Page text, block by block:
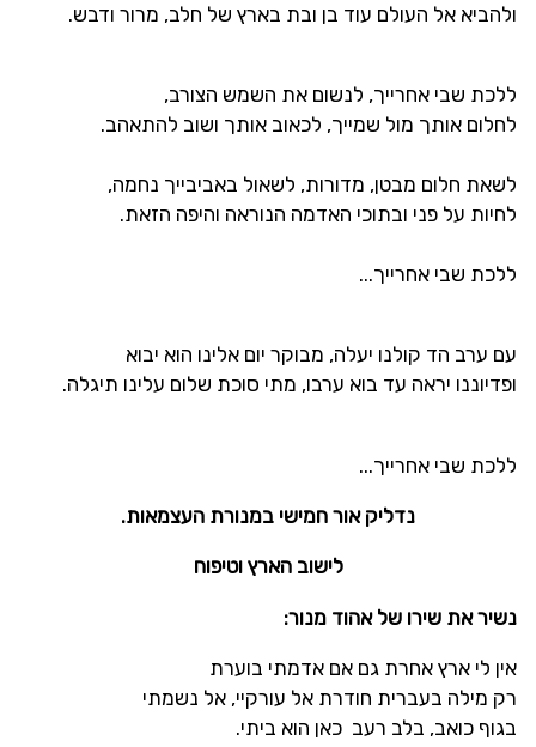
ולהביא אל העולם עוד בן ובת בארץ של חלב, מרור ודבש.
ללכת שבי אחרייך, לנשום את השמש הצורב,
לחלום אותך מול שמייך, לכאוב אותך ושוב להתאהב.
לשאת חלום מבטן, מדורות, לשאול באביבייך נחמה,
לחיות על פני ובתוכי האדמה הנוראה והיפה הזאת.
ללכת שבי אחרייך...
עם ערב הד קולנו יעלה, מבוקר יום אלינו הוא יבוא
ופדיוננו יראה עד בוא ערבו, מתי סוכת שלום עלינו תיגלה.
ללכת שבי אחרייך...
נדליק אור חמישי במנורת העצמאות.
לישוב הארץ וטיפוח
נשיר את שירו של אהוד מנור:
אין לי ארץ אחרת גם אם אדמתי בוערת
רק מילה בעברית חודרת אל עורקיי, אל נשמתי
בגוף כואב, בלב רעב כאן הוא ביתי.